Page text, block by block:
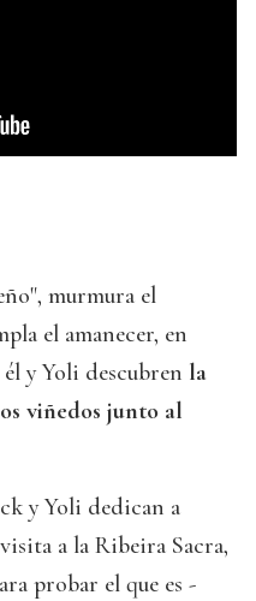
murmura el
el amanecer, en
y Yoli descubren la
viñedos junto al
y Yoli dedican a
a la Ribeira Sacra,
probar el que es -